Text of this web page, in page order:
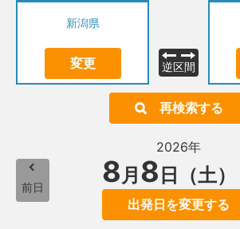
新潟県
変更 逆区間
再検索する
前日
2026年
8月 8 日（土）
出発日を変更する